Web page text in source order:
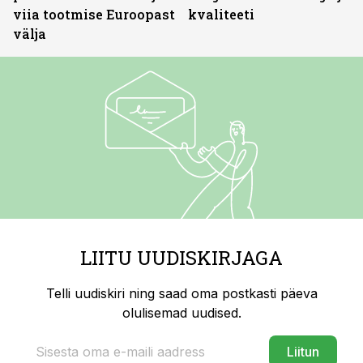
viia tootmise Euroopast
välja
kvaliteeti
LIITU UUDISKIRJAGA
Telli uudiskiri ning saad oma postkasti päeva
olulisemad uudised.
Liitun